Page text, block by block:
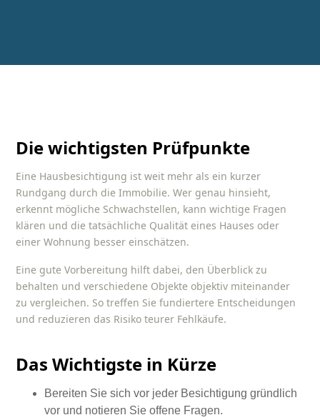
Die wichtigsten Prüfpunkte
Eine Hausbesichtigung ist weit mehr als ein kurzer
Rundgang durch die Immobilie. Wer genau hinsieht,
erkennt mögliche Schwachstellen, kann wichtige Fragen
klären und die tatsächliche Qualität eines Hauses oder
einer Wohnung besser einschätzen.
Eine gute Vorbereitung hilft dabei, den Überblick zu
behalten und verschiedene Objekte objektiv miteinander
zu vergleichen. So treffen Sie fundiertere Entscheidungen
und reduzieren das Risiko teurer Fehlkäufe.
Das Wichtigste in Kürze
Bereiten Sie sich vor jeder Besichtigung gründlich
vor und notieren Sie offene Fragen.